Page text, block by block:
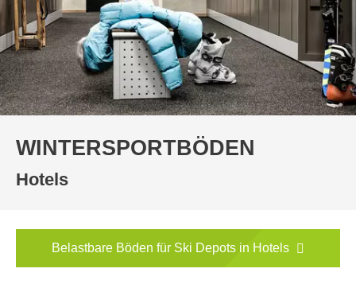
WINTERSPORTBÖDEN
Hotels
Belastbare Böden für Ski Depots in Hotels